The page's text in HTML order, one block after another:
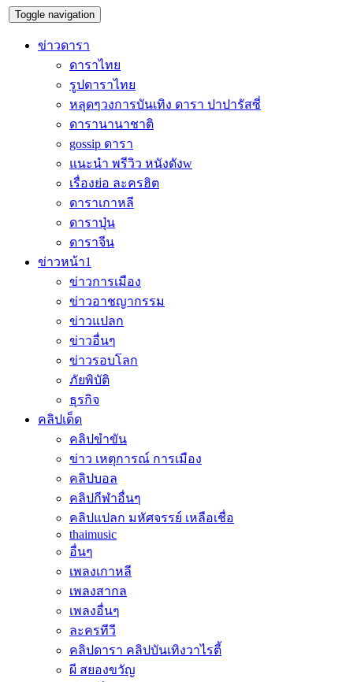
Toggle navigation
ข่าวดารา
ดาราไทย
รูปดาราไทย
หลุดๆวงการบันเทิง ดารา ปาปารัสซี่
ดารานานาชาติ
gossip ดารา
แนะนำ พรีวิว หนังดังw
เรื่องย่อ ละครฮิต
ดาราเกาหลี
ดาราปุ่น
ดาราจีน
ข่าวหน้า1
ข่าวการเมือง
ข่าวอาชญากรรม
ข่าวแปลก
ข่าวอื่นๆ
ข่าวรอบโลก
ภัยพิบัติ
ธุรกิจ
คลิปเด็ด
คลิปขำขัน
ข่าว เหตุการณ์ การเมือง
คลิปบอล
คลิปกีฬาอื่นๆ
คลิปแปลก มหัศจรรย์ เหลือเชื่อ
thaimusic
อื่นๆ
เพลงเกาหลี
เพลงสากล
เพลงอื่นๆ
ละครทีวี
คลิปดารา คลิปบันเทิงวาไรตี้
ผี สยองขวัญ